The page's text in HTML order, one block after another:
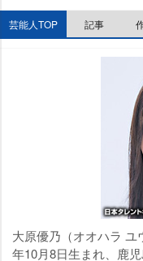
芸能人TOP 記事
大原優乃（オオハラ
年10月8日生まれ、鹿